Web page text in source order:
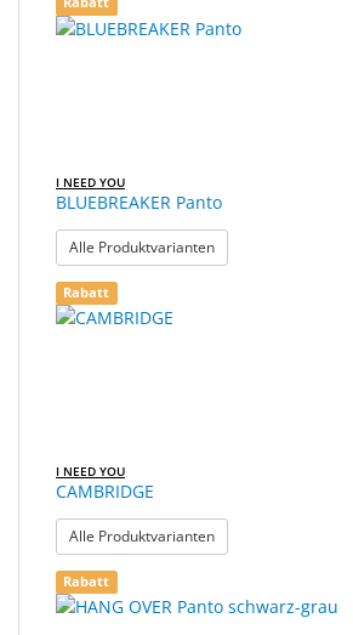
I NEED YOU
BLUEBREAKER Panto
Alle Produktvarianten: BLUEBREAKER Panto
Rabatt
I NEED YOU
CAMBRIDGE
Alle Produktvarianten: CAMBRIDGE
Rabatt